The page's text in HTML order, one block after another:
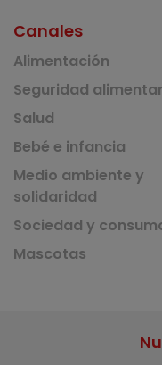
Canales
Alimentación
Seguridad
Salud
Bebé e infancia
Medio ambiente y
solidaridad
Sociedad y
Mascotas